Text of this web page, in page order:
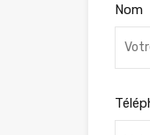
Nom